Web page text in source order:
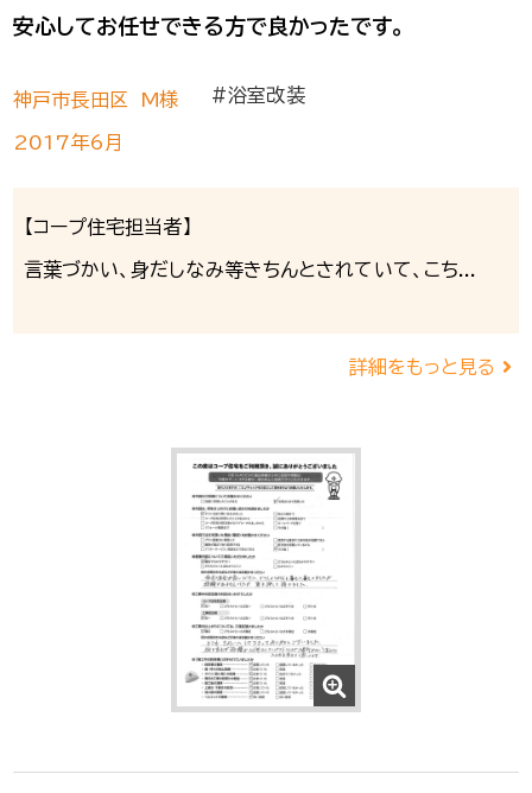
安心してお任せできる方で良かったです。
神戸市長田区 M様 #浴室改装
2017年6月
【コープ住宅担当者】
言葉づかい、身だしなみ等きちんとされていて、こち...
詳細をもっと見る